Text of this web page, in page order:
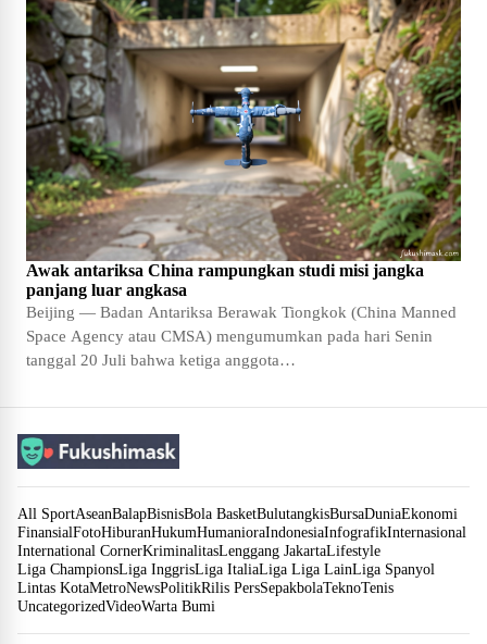
Awak antariksa China rampungkan studi misi jangka
panjang luar angkasa
Beijing — Badan Antariksa Berawak Tiongkok (China Manned
Space Agency atau CMSA) mengumumkan pada hari Senin
tanggal 20 Juli bahwa ketiga anggota…
All SportAseanBalapBisnisBola BasketBulutangkisBursaDuniaEkonomi
FinansialFotoHiburanHukumHumanioraIndonesiaInfografikInternasional
International CornerKriminalitasLenggang JakartaLifestyle
Liga ChampionsLiga InggrisLiga ItaliaLiga Liga LainLiga Spanyol
Lintas KotaMetroNewsPolitikRilis PersSepakbolaTeknoTenis
UncategorizedVideoWarta Bumi